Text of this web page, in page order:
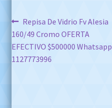
Navegación
de
entradas
Anterior:
Repisa De Vidrio Fv Alesia
160/49 Cromo OFERTA
EFECTIVO $500000 Whatsapp
1127773996